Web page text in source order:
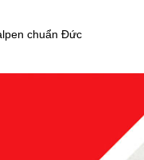
chuẩn Đức